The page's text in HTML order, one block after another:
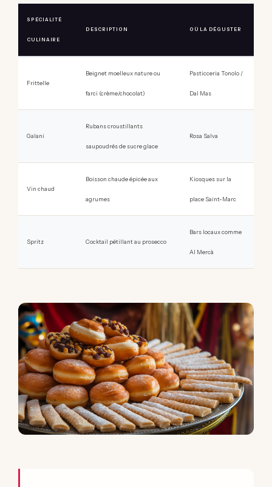
SPÉCIALITÉ
CULINAIRE
DESCRIPTION OÙ LA DÉGUSTER
Frittelle
Beignet moelleux nature ou
farci (crème/chocolat)
Pasticceria Tonolo /
Dal Mas
Galani
Rubans croustillants
saupoudrés de sucre glace
Rosa Salva
Vin chaud
Boisson chaude épicée aux
agrumes
Kiosques sur la
place Saint-Marc
Spritz Cocktail pétillant au prosecco
Bars locaux comme
Al Mercà